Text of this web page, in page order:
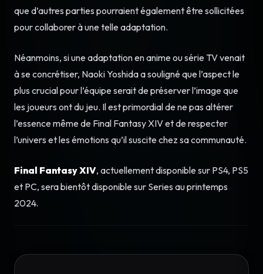
que d’autres parties pourraient également être sollicitées
pour collaborer à une telle adaptation.
Néanmoins, si une adaptation en anime ou série TV venait
à se concrétiser, Naoki Yoshida a souligné que l’aspect le
plus crucial pour l’équipe serait de préserver l’image que
les joueurs ont du jeu. Il est primordial de ne pas altérer
l’essence même de Final Fantasy XIV et de respecter
l’univers et les émotions qu’il suscite chez sa communauté.
Final Fantasy XIV, actuellement disponible sur PS4, PS5
et PC, sera bientôt disponible sur Series au printemps
2024.